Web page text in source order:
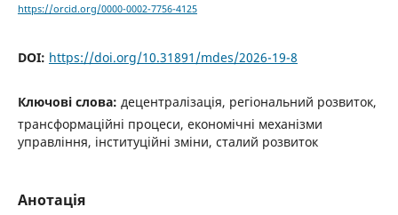
https://orcid.org/0000-0002-7756-4125
DOI: https://doi.org/10.31891/mdes/2026-19-8
Ключові слова: децентралізація, регіональний розвиток,
трансформаційні процеси, економічні механізми
управління, інституційні зміни, сталий розвиток
Анотація